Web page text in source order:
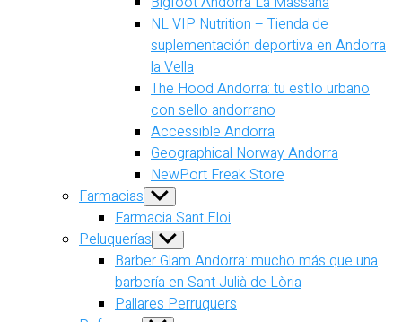
NL VIP Nutrition – Tienda de
suplementación deportiva en Andorra
la Vella
The Hood Andorra: tu estilo urbano
con sello andorrano
Accessible Andorra
Geographical Norway Andorra
NewPort Freak Store
Farmacias Show
sub
menu
Farmacia Sant Eloi
Peluquerías Show
sub
menu
Barber Glam Andorra: mucho más que una
barbería en Sant Julià de Lòria
Pallares Perruquers